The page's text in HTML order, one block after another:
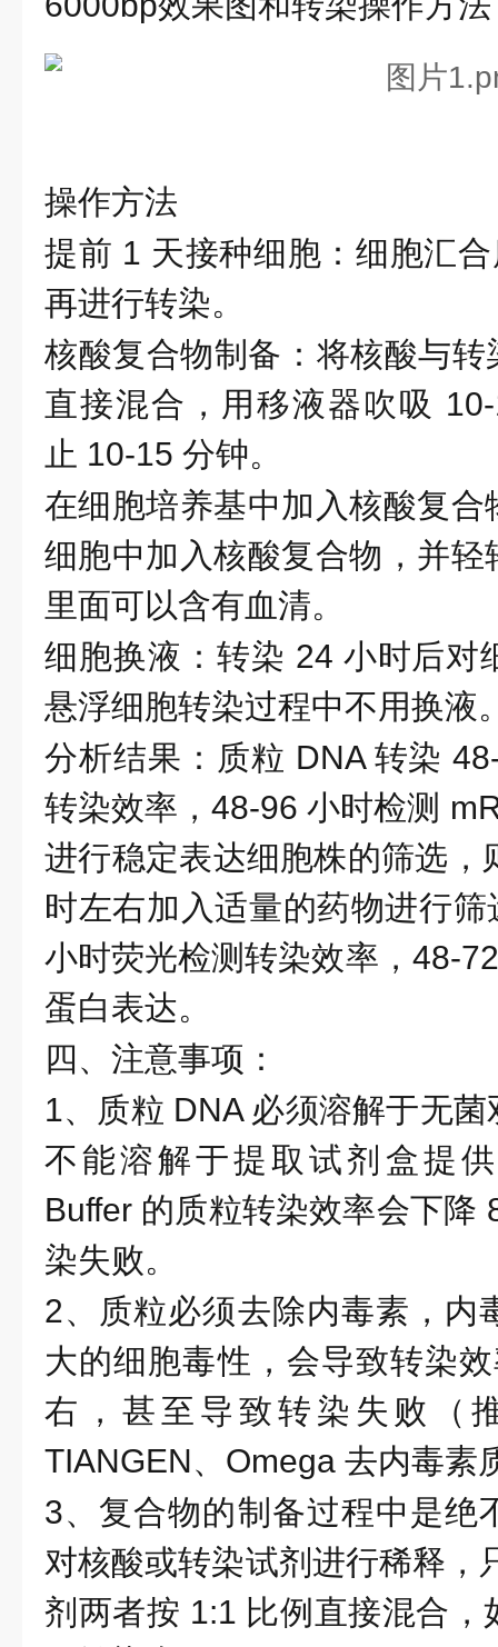
操作方法
提前 1 天接种细胞：细胞汇
再进行转染。
核酸复合物制备：将核酸与转
直接混合，用移液器吹吸
止 10-15 分钟。
在细胞培养基中加入核酸复
细胞中加入核酸复合物，并
里面可以含有血清。
细胞换液：转染 24 小时后对
悬浮细胞转染过程中不用换液
分析结果：质粒 DNA 转染
转染效率，48-96 小时检测
进行稳定表达细胞株的筛选，
时左右加入适量的药物进行
小时荧光检测转染效率，48-
蛋白表达。
四、注意事项：
1、质粒 DNA 必须溶解于无
不能溶解于提取试剂盒提
Buffer 的质粒转染效率会下降
染失败。
2、质粒必须去除内毒素，内
大的细胞毒性，会导致转染
右，甚至导致转染失败（
TIANGEN、Omega 去内毒素
3、复合物的制备过程中是绝
对核酸或转染试剂进行稀释，
剂两者按 1:1 比例直接混合，